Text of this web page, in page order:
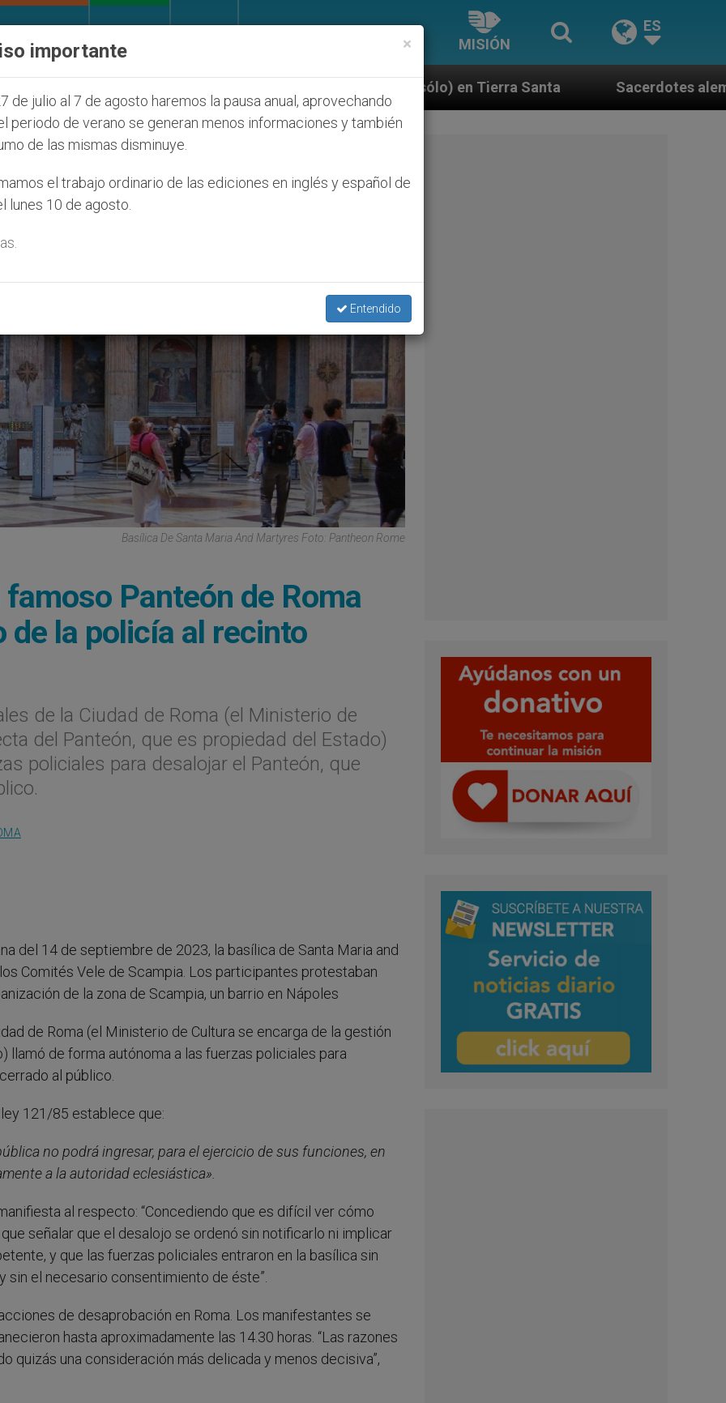
MISIÓN
ES
que afecta a cristianos (y no sólo) en Tierra Santa Sacerdotes alemanes fieles al Papa
Basílica De Santa Maria And Martyres Foto: Pantheon Rome
Panteón de Roma
de la policía al recinto
de la Ciudad de Roma (el Ministerio de
del Panteón, que es propiedad del Estado)
policiales para desalojar el Panteón, que
del 14 de septiembre de 2023, la basílica de Santa Maria and
Comités Vele de Scampia. Los participantes protestaban
de la zona de Scampia, un barrio en Nápoles
de Roma (el Ministerio de Cultura se encarga de la gestión
llamó de forma autónoma a las fuerzas policiales para
al público.
121/85 establece que:
no podrá ingresar, para el ejercicio de sus funciones, en
a la autoridad eclesiástica».
al respecto: “Concediendo que es difícil ver cómo
señalar que el desalojo se ordenó sin notificarlo ni implicar
y que las fuerzas policiales entraron en la basílica sin
el necesario consentimiento de éste”.
de desaprobación en Roma. Los manifestantes se
hasta aproximadamente las 14.30 horas. “Las razones
quizás una consideración más delicada y menos decisiva”,
×
importante
de julio al 7 de agosto haremos la pausa anual, aprovechando
periodo de verano se generan menos informaciones y también
de las mismas disminuye.
el trabajo ordinario de las ediciones en inglés y español de
lunes 10 de agosto.
Entendido